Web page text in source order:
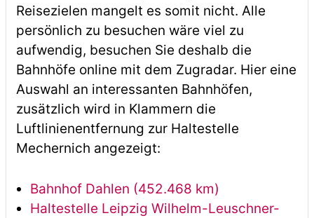
Reisezielen mangelt es somit nicht. Alle
persönlich zu besuchen wäre viel zu
aufwendig, besuchen Sie deshalb die
Bahnhöfe online mit dem Zugradar. Hier eine
Auswahl an interessanten Bahnhöfen,
zusätzlich wird in Klammern die
Luftlinienentfernung zur Haltestelle
Mechernich angezeigt:
Bahnhof Dahlen (452.468 km)
Haltestelle Leipzig Wilhelm-Leuschner-